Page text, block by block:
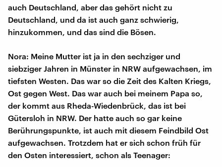
auch Deutschland, aber das gehört nicht zu
Deutschland, und da ist auch ganz schwierig,
hinzukommen, und das sind die Bösen.
Nora: Meine Mutter ist ja in den sechziger und
siebziger Jahren in Münster in NRW aufgewachsen, im
tiefsten Westen. Das war so die Zeit des Kalten Kriegs,
Ost gegen West. Das war auch bei meinem Papa so,
der kommt aus Rheda-Wiedenbrück, das ist bei
Gütersloh in NRW. Der hatte auch so gar keine
Berührungspunkte, ist auch mit diesem Feindbild Ost
aufgewachsen. Trotzdem hat er sich schon früh für
den Osten interessiert, schon als Teenager: